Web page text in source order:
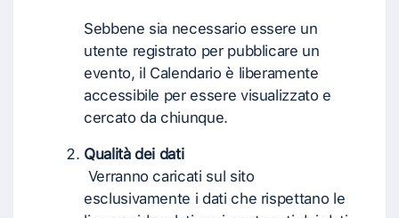
Sebbene sia necessario essere un
utente registrato per pubblicare un
evento, il Calendario è liberamente
accessibile per essere visualizzato e
cercato da chiunque.
Qualità dei dati
Verranno caricati sul sito
esclusivamente i dati che rispettano le